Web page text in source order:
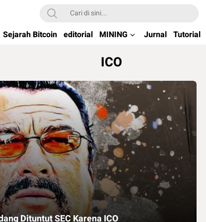
di Indonesia
Sejarah Bitcoin editorial MINING Jurnal Tutorial
ICO
Dituntut SEC Karena ICO